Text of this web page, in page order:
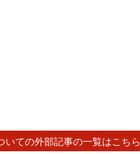
いての外部記事の一覧はこちら